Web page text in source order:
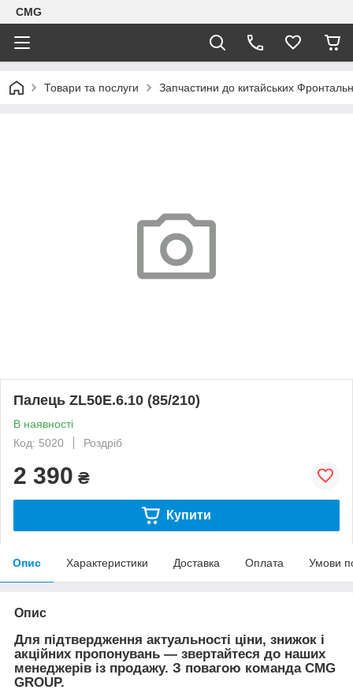
CMG
Товари та послуги Запчастини до китайських
Палець ZL50E.6.10 (85/210)
В наявності
Код: 5020
Роздріб
2 390 ₴
Купити
Опис Характеристики Доставка Оплата Умови
Опис
Для підтвердження актуальності ціни, знижок і
акційних пропонувань — звертайтеся до наших
менеджерів із продажу. З повагою команда CMG
GROUP.